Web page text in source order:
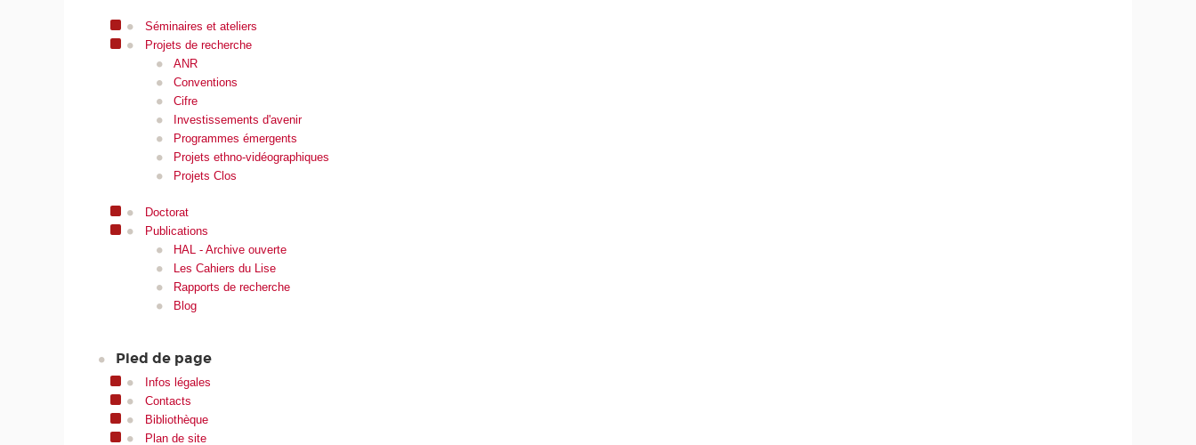
Séminaires et ateliers
Projets de recherche
ANR
Conventions
Cifre
Investissements d'avenir
Programmes émergents
Projets ethno-vidéographiques
Projets Clos
Doctorat
Publications
HAL - Archive ouverte
Les Cahiers du Lise
Rapports de recherche
Blog
Pied de page
Infos légales
Contacts
Bibliothèque
Plan de site